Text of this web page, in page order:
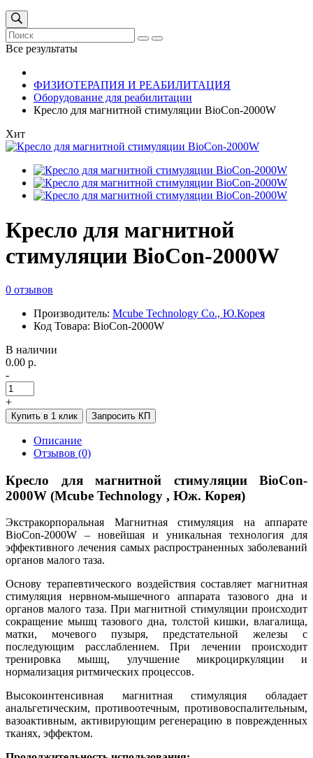
Все результаты
ФИЗИОТЕРАПИЯ И РЕАБИЛИТАЦИЯ
Оборудование для реабилитации
Кресло для магнитной стимуляции BioCon-2000W
Хит
Кресло для магнитной
стимуляции BioCon-2000W
0 отзывов
Производитель: Mcube Technology Co., Ю.Корея
Код Товара: BioCon-2000W
В наличии
0.00 р.
-
+
Купить в 1 клик Запросить КП
Описание
Отзывов (0)
Кресло для магнитной стимуляции BioCon-
2000W (Mcube Technology , Юж. Корея)
Экстракорпоральная Магнитная стимуляция на аппарате
BioCon-2000W – новейшая и уникальная технология для
эффективного лечения самых распространенных заболеваний
органов малого таза.
Основу терапевтического воздействия составляет магнитная
стимуляция нервном-мышечного аппарата тазового дна и
органов малого таза. При магнитной стимуляции происходит
сокращение мышц тазового дна, толстой кишки, влагалища,
матки, мочевого пузыря, предстательной железы с
последующим расслаблением. При лечении происходит
тренировка мышц, улучшение микроциркуляции и
нормализация ритмических процессов.
Высокоинтенсивная магнитная стимуляция обладает
анальгетическим, противоотечным, противовоспалительным,
вазоактивным, активирующим регенерацию в поврежденных
тканях, эффектом.